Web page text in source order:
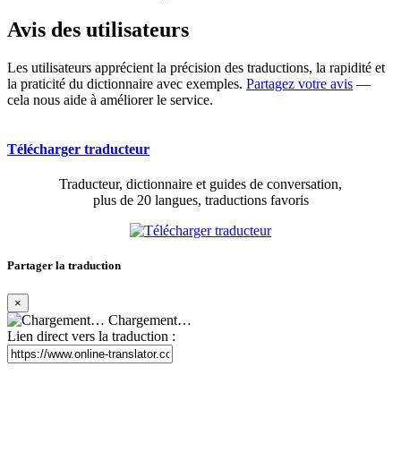
Avis des utilisateurs
Les utilisateurs apprécient la précision des traductions, la rapidité et
la praticité du dictionnaire avec exemples. Partagez votre avis —
cela nous aide à améliorer le service.
Télécharger traducteur
Traducteur, dictionnaire et guides de conversation,
plus de 20 langues, traductions favoris
Partager la traduction
×
Chargement…
Lien direct vers la traduction :